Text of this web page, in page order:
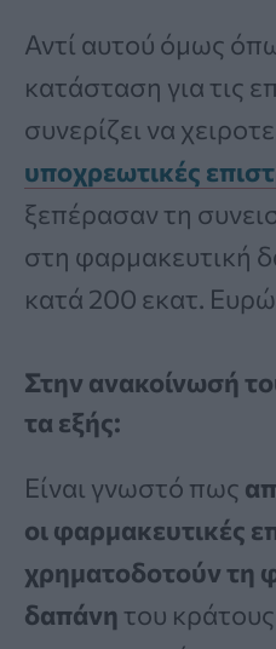
Αντί αυτού όμως
κατάσταση για τις
συνερίζει να
υποχρεωτικές
ξεπέρασαν τη
στη φαρμακευτική
κατά 200 εκατ.
Στην ανακοίνωσή
τα εξής:
Είναι γνωστό πως
οι φαρμακευτικές
χρηματοδοτούν τη
δαπάνη του